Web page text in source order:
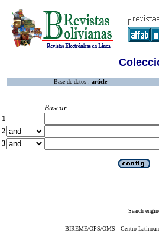
Base de datos : article
Buscar
1
2
3
Search
BIREME/OPS/OMS - Centro